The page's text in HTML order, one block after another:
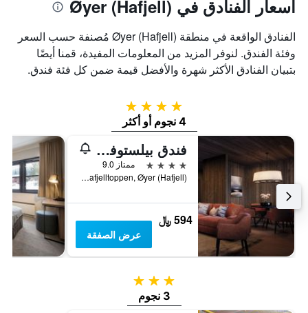
أسعار الفنادق في Øyer (Hafjell)
الفنادق الواقعة في منطقة Øyer (Hafjell) مُصنفة حسب السعر
وفئة الفندق. لنوفر المزيد من المعلومات المفيدة، قمنا أيضًا
بتبيان الفنادق الأكثر شهرة والأفضل قيمة ضمن كل فئة فندق.
4 نجوم
4 نجوم أو أكثر
فندق بيلستوفا هافجيل
4 نجوم
ممتاز 9.0
Hafjelltoppen, Øyer (Hafjell), أوبلاند, النرويج
594 ﷼
عرض الصفقة
3 نجوم
3 نجوم